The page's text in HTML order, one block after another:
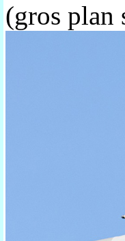
(gros plan